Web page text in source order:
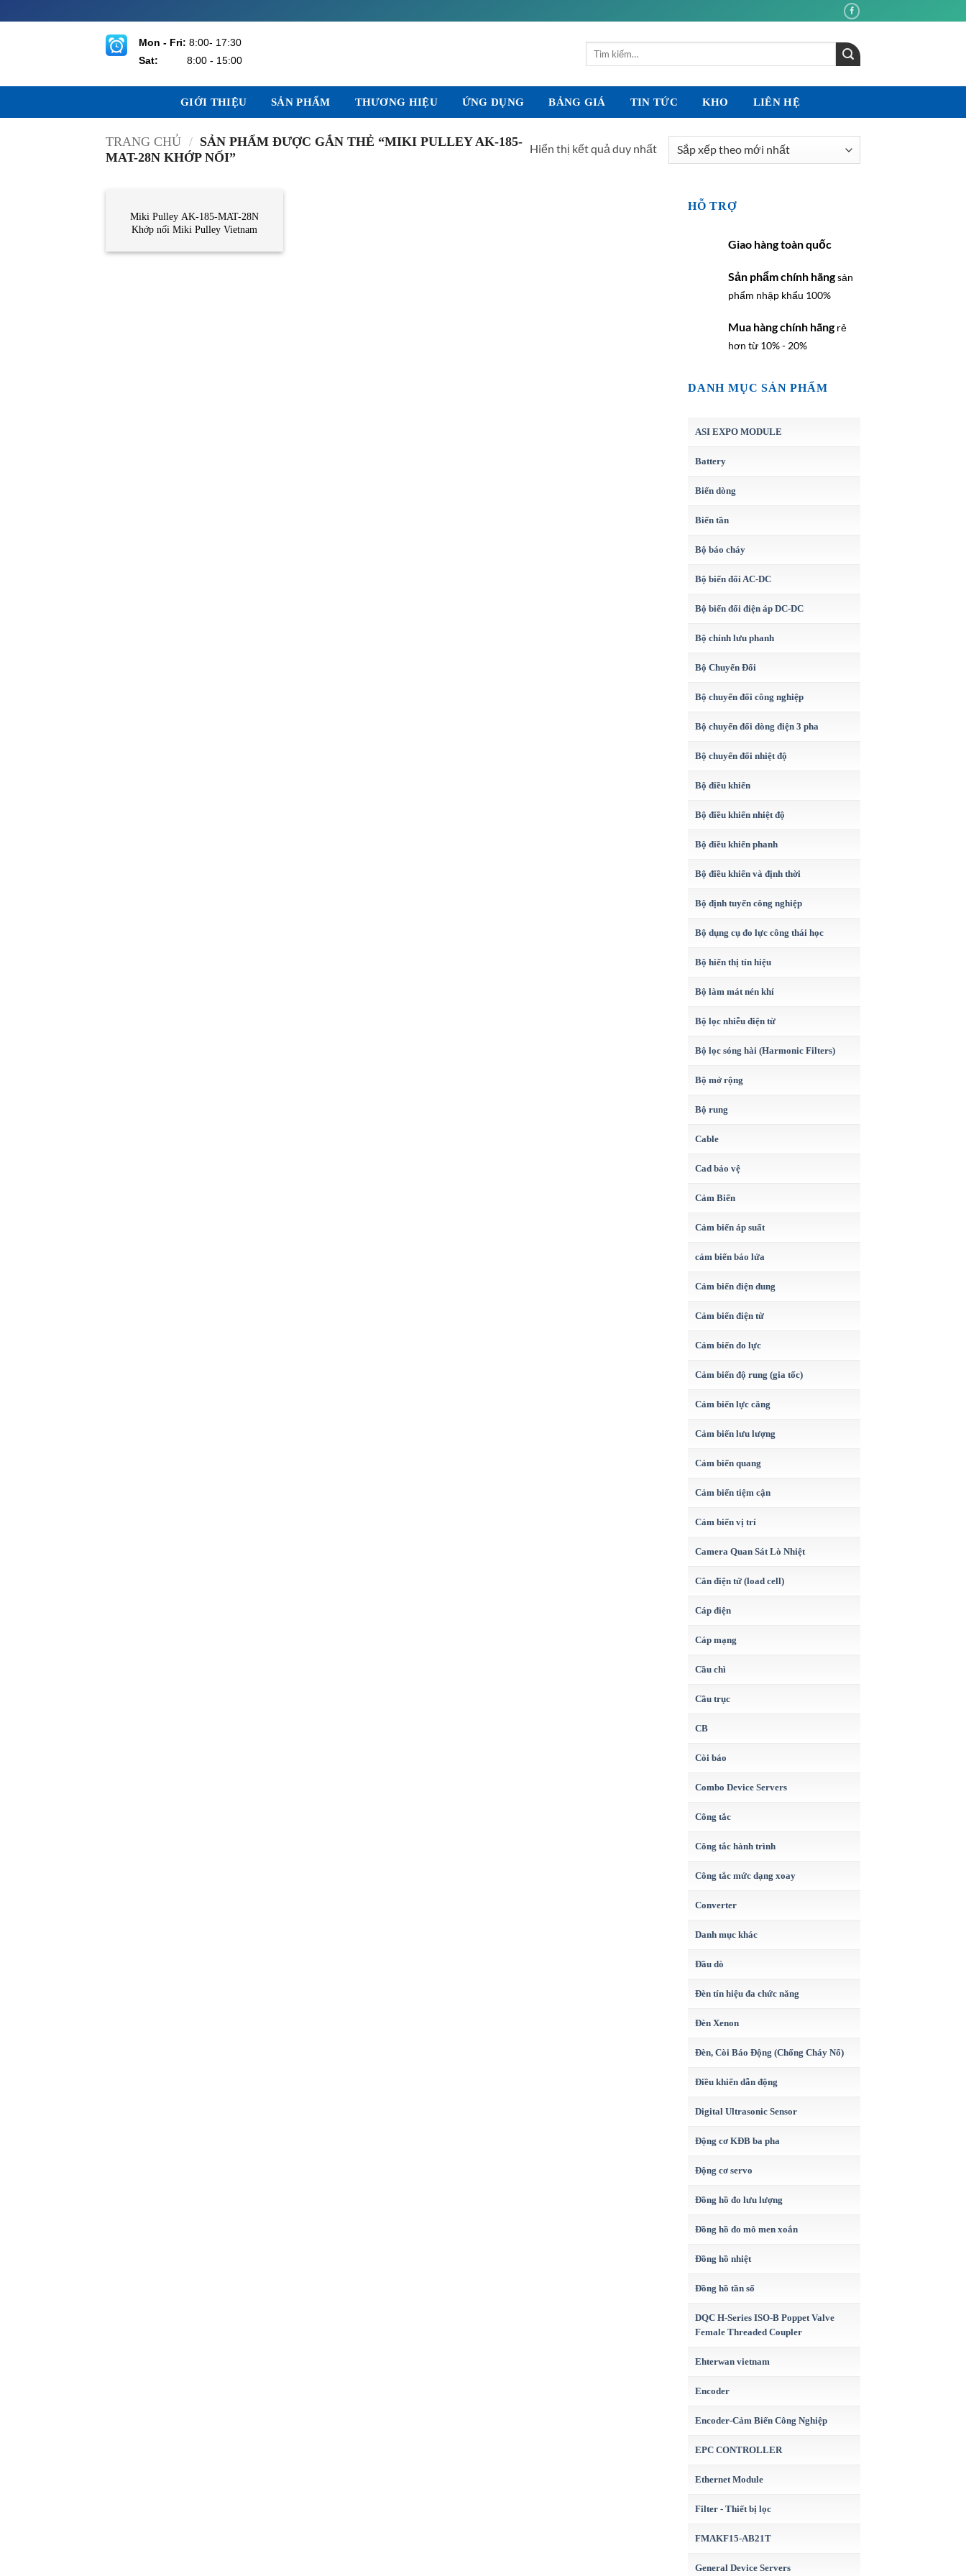
qua
Mon - Fri: 8:00- 17:30
Sat:
8:00 - 15:00
Tìm
GIỚI THIỆU SẢN PHẨM THƯƠNG HIỆU ỨNG DỤNG BẢNG GIÁ TIN TỨC KHO LIÊN HỆ
TRANG CHỦ / SẢN PHẨM ĐƯỢC GẮN THẺ “MIKI PULLEY AK-185-
MAT-28N KHỚP NỐI”
Hiển thị kết quả duy nhất
Miki Pulley AK-185-MAT-28N
Khớp nối Miki Pulley Vietnam
HỖ TRỢ
Giao hàng toàn quốc
Sản phẩm chính hãngsản
phẩm nhập khẩu 100%
Mua hàng chính hãng rẻ
hơn từ 10% - 20%
DANH MỤC SẢN PHẨM
ASI EXPO MODULE
Battery
Biến dòng
Biến tần
Bộ báo cháy
Bộ biến đổi AC-DC
Bộ biến đổi điện áp DC-DC
Bộ chỉnh lưu phanh
Bộ Chuyển Đổi
Bộ chuyển đổi công nghiệp
Bộ chuyển đổi dòng điện 3 pha
Bộ chuyển đổi nhiệt độ
Bộ điều khiển
Bộ điều khiển nhiệt độ
Bộ điều khiển phanh
Bộ điều khiển và định thời
Bộ định tuyến công nghiệp
Bộ dụng cụ đo lực công thái học
Bộ hiển thị tín hiệu
Bộ làm mát nén khí
Bộ lọc nhiễu điện từ
Bộ lọc sóng hài (Harmonic Filters)
Bộ mở rộng
Bộ rung
Cable
Cad bảo vệ
Cảm Biến
Cảm biến áp suất
cảm biến báo lửa
Cảm biến điện dung
Cảm biến điện từ
Cảm biến đo lực
Cảm biến độ rung (gia tốc)
Cảm biến lực căng
Cảm biến lưu lượng
Cảm biến quang
Cảm biến tiệm cận
Cảm biến vị trí
Camera Quan Sát Lò Nhiệt
Cân điện tử (load cell)
Cáp điện
Cáp mạng
Cầu chì
Cầu trục
CB
Còi báo
Combo Device Servers
Công tắc
Công tắc hành trình
Công tắc mức dạng xoay
Converter
Danh mục khác
Đầu dò
Đèn tín hiệu đa chức năng
Đèn Xenon
Đèn, Còi Báo Động (Chống Cháy Nổ)
Điều khiển dẫn động
Digital Ultrasonic Sensor
Động cơ KĐB ba pha
Động cơ servo
Đồng hồ đo lưu lượng
Đồng hồ đo mô men xoắn
Đồng hồ nhiệt
Đồng hồ tần số
DQC H-Series ISO-B Poppet Valve
Female Threaded Coupler
Ehterwan vietnam
Encoder
Encoder-Cảm Biến Công Nghiệp
EPC CONTROLLER
Ethernet Module
Filter - Thiết bị lọc
FMAKF15-AB21T
General Device Servers